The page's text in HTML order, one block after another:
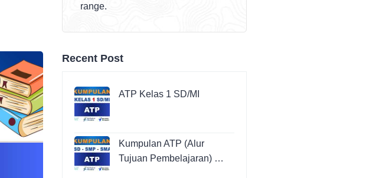
range.
Recent Post
ATP Kelas 1 SD/MI
Kumpulan ATP (Alur
Tujuan Pembelajaran) …